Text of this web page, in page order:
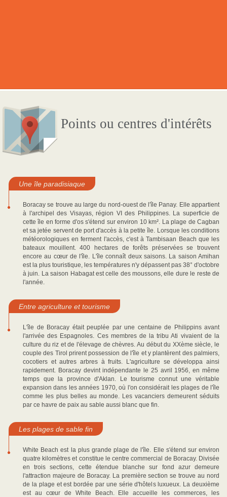
Points ou centres d'intérêts
Une île paradisiaque
Boracay se trouve au large du nord-ouest de l'île Panay. Elle appartient
à l'archipel des Visayas, région VI des Philippines. La superficie de
cette île en forme d'os s'étend sur environ 10 km². La plage de Cagban
et sa jetée servent de port d'accès à la petite île. Lorsque les conditions
météorologiques en ferment l'accès, c'est à Tambisaan Beach que les
bateaux mouillent. 400 hectares de forêts préservées se trouvent
encore au cœur de l'île. L'île connaît deux saisons. La saison Amihan
est la plus touristique, les températures n'y dépassent pas 38° d'octobre
à juin. La saison Habagat est celle des moussons, elle dure le reste de
l'année.
Entre agriculture et tourisme
L'île de Boracay était peuplée par une centaine de Philippins avant
l'arrivée des Espagnoles. Ces membres de la tribu Ati vivaient de la
culture du riz et de l'élevage de chèvres. Au début du XXème siècle, le
couple des Tirol prirent possession de l'île et y plantèrent des palmiers,
cocotiers et autres arbres à fruits. L'agriculture se développa ainsi
rapidement. Boracay devint indépendante le 25 avril 1956, en même
temps que la province d'Aklan. Le tourisme connut une véritable
expansion dans les années 1970, où l'on considérait les plages de l'île
comme les plus belles au monde. Les vacanciers demeurent séduits
par ce havre de paix au sable aussi blanc que fin.
Les plages de sable fin
White Beach est la plus grande plage de l'île. Elle s'étend sur environ
quatre kilomètres et constitue le centre commercial de Boracay. Divisée
en trois sections, cette étendue blanche sur fond azur demeure
l'attraction majeure de Boracay. La première section se trouve au nord
de la plage et est bordée par une série d'hôtels luxueux. La deuxième
est au cœur de White Beach. Elle accueille les commerces, les